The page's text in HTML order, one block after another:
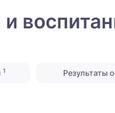
1 Результаты